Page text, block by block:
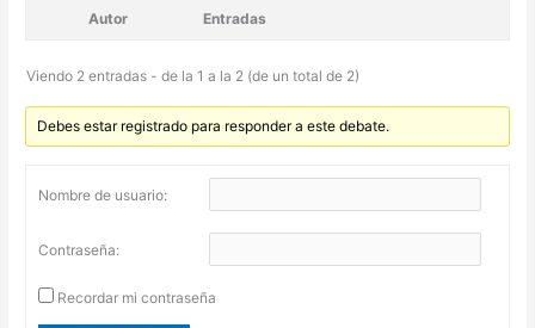
Autor Entradas
Viendo 2 entradas - de la 1 a la 2 (de un total de 2)
Debes estar registrado para responder a este debate.
Nombre de usuario:
Contraseña:
Recordar mi contraseña